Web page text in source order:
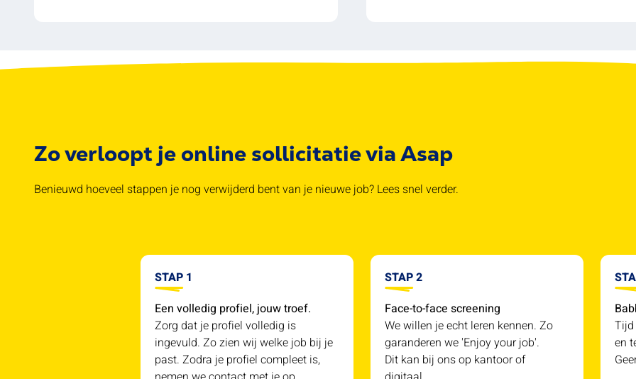
Zo verloopt je online sollicitatie via Asap
Benieuwd hoeveel stappen je nog verwijderd bent van je nieuwe job? Lees snel verder.
STAP 1
Een volledig profiel, jouw troef.
Zorg dat je profiel volledig is
ingevuld. Zo zien wij welke job bij je
past. Zodra je profiel compleet is,
STAP 2
Face-to-face screening
We willen je echt leren kennen. Zo
garanderen we 'Enjoy your job'.
Dit kan bij ons op kantoor of
Tijd
en